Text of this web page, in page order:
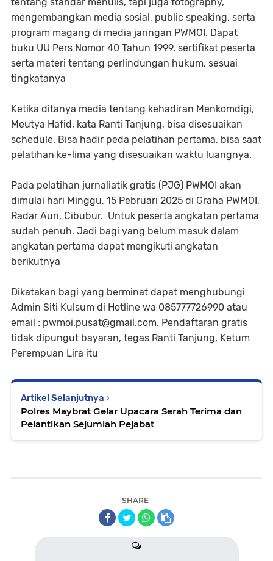
mengembangkan media sosial, public speaking, serta
program magang di media jaringan PWMOI. Dapat
buku UU Pers Nomor 40 Tahun 1999, sertifikat peserta
serta materi tentang perlindungan hukum, sesuai
tingkatanya
Ketika ditanya media tentang kehadiran Menkomdigi,
Meutya Hafid, kata Ranti Tanjung, bisa disesuaikan
schedule. Bisa hadir peda pelatihan pertama, bisa saat
pelatihan ke-lima yang disesuaikan waktu luangnya.
Pada pelatihan jurnaliatik gratis (PJG) PWMOI akan
dimulai hari Minggu, 15 Pebruari 2025 di Graha PWMOI,
Radar Auri, Cibubur. Untuk peserta angkatan pertama
sudah penuh. Jadi bagi yang belum masuk dalam
angkatan pertama dapat mengikuti angkatan
berikutnya
Dikatakan bagi yang berminat dapat menghubungi
Admin Siti Kulsum di Hotline wa 085777726990 atau
email : pwmoi.pusat@gmail.com. Pendaftaran gratis
tidak dipungut bayaran, tegas Ranti Tanjung, Ketum
Perempuan Lira itu
Artikel Selanjutnya
Polres Maybrat Gelar Upacara Serah Terima dan
Pelantikan Sejumlah Pejabat
SHARE